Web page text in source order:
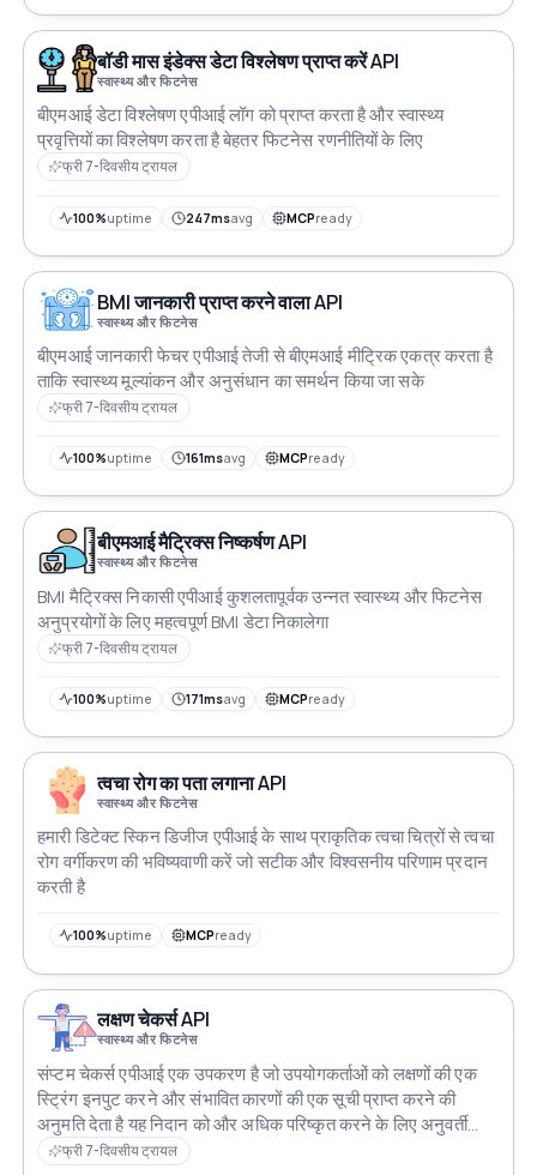
बॉडी मास इंडेक्स डेटा विश्लेषण प्राप्त करें API
स्वास्थ्य और फिटनेस
बीएमआई डेटा विश्लेषण एपीआई लॉग को प्राप्त करता है और स्वास्थ्य
प्रवृत्तियों का विश्लेषण करता है बेहतर फिटनेस रणनीतियों के लिए
फ्री 7-दिवसीय ट्रायल
100%uptime 247msavg MCPready
BMI जानकारी प्राप्त करने वाला API
स्वास्थ्य और फिटनेस
बीएमआई जानकारी फेचर एपीआई तेजी से बीएमआई मीट्रिक एकत्र करता है
ताकि स्वास्थ्य मूल्यांकन और अनुसंधान का समर्थन किया जा सके
फ्री 7-दिवसीय ट्रायल
100%uptime 161msavg MCPready
बीएमआई मैट्रिक्स निष्कर्षण API
स्वास्थ्य और फिटनेस
BMI मैट्रिक्स निकासी एपीआई कुशलतापूर्वक उन्नत स्वास्थ्य और फिटनेस
अनुप्रयोगों के लिए महत्वपूर्ण BMI डेटा निकालेगा
फ्री 7-दिवसीय ट्रायल
100%uptime 171msavg MCPready
त्वचा रोग का पता लगाना API
स्वास्थ्य और फिटनेस
हमारी डिटेक्ट स्किन डिजीज एपीआई के साथ प्राकृतिक त्वचा चित्रों से त्वचा
रोग वर्गीकरण की भविष्यवाणी करें जो सटीक और विश्वसनीय परिणाम प्रदान
करती है
100%uptime MCPready
लक्षण चेकर्स API
स्वास्थ्य और फिटनेस
संप्टम चेकर्स एपीआई एक उपकरण है जो उपयोगकर्ताओं को लक्षणों की एक
स्ट्रिंग इनपुट करने और संभावित कारणों की एक सूची प्राप्त करने की
अनुमति देता है यह निदान को और अधिक परिष्कृत करने के लिए अनुवर्ती
प्रश्न प्रदान करता है यह एपीआई चिकित्सा पेशेवरों और रोगियों को संभावित
फ्री 7-दिवसीय ट्रायल